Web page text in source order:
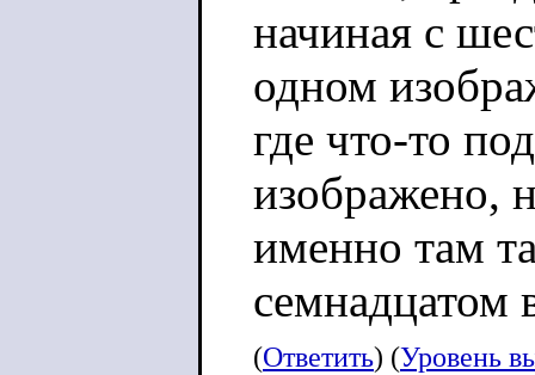
начиная с
одном
где что-то
изображено,
именно там
семнадцатом
(Ответить) (Уровень